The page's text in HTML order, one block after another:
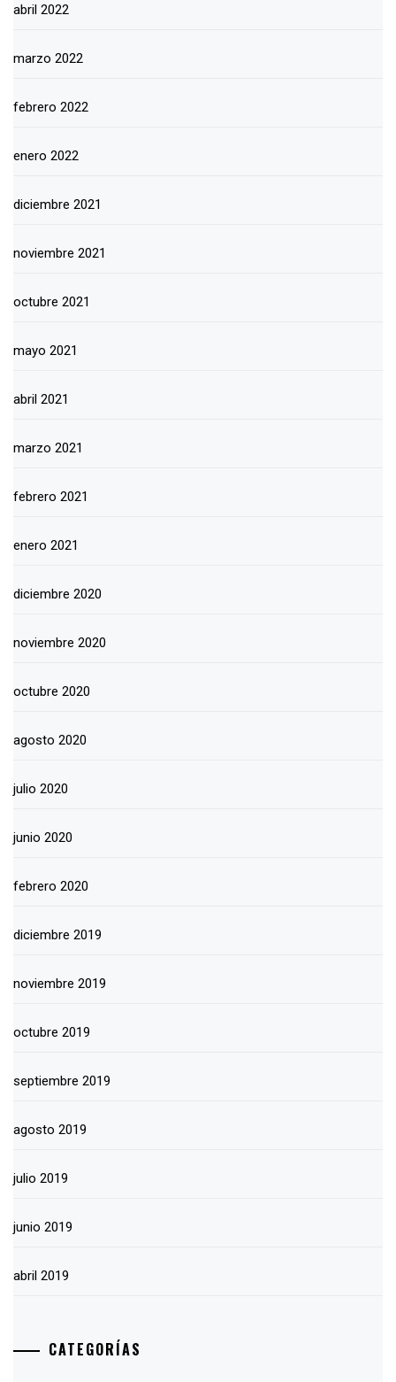
abril 2022
marzo 2022
febrero 2022
enero 2022
diciembre 2021
noviembre 2021
octubre 2021
mayo 2021
abril 2021
marzo 2021
febrero 2021
enero 2021
diciembre 2020
noviembre 2020
octubre 2020
agosto 2020
julio 2020
junio 2020
febrero 2020
diciembre 2019
noviembre 2019
octubre 2019
septiembre 2019
agosto 2019
julio 2019
junio 2019
abril 2019
CATEGORÍAS